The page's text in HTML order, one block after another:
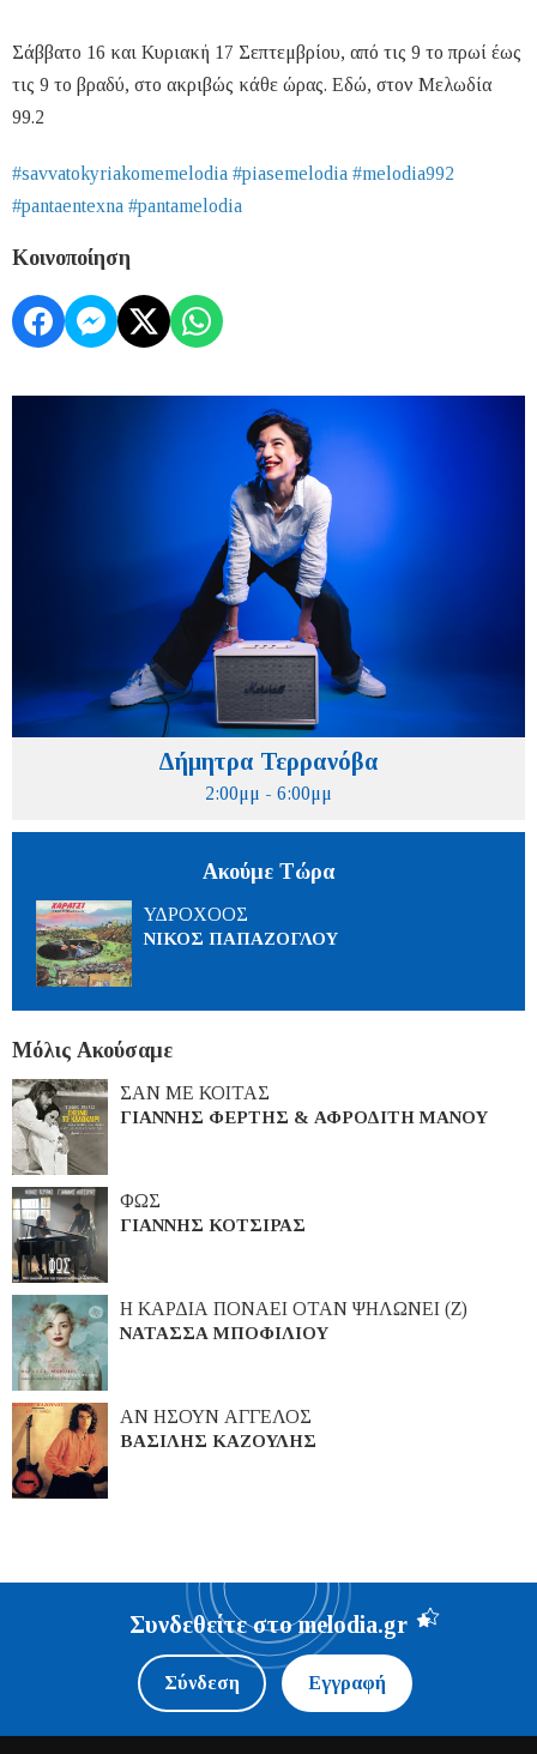
Σάββατο 16 και Κυριακή 17 Σεπτεμβρίου, από τις 9 το πρωί έως
τις 9 το βραδύ, στο ακριβώς κάθε ώρας. Εδώ, στον Μελωδία
99.2
#savvatokyriakomemelodia #piasemelodia #melodia992
#pantaentexna #pantamelodia
Κοινοποίηση
Δήμητρα Τερρανόβα
2:00μμ - 6:00μμ
Ακούμε Τώρα
ΥΔΡΟΧΟΟΣ
ΝΙΚΟΣ ΠΑΠΑΖΟΓΛΟΥ
Μόλις Ακούσαμε
ΣΑΝ ΜΕ ΚΟΙΤΑΣ
ΓΙΑΝΝΗΣ ΦΕΡΤΗΣ & ΑΦΡΟΔΙΤΗ ΜΑΝΟΥ
ΦΩΣ
ΓΙΑΝΝΗΣ ΚΟΤΣΙΡΑΣ
Η ΚΑΡΔΙΑ ΠΟΝΑΕΙ ΟΤΑΝ ΨΗΛΩΝΕΙ (Ζ)
ΝΑΤΑΣΣΑ ΜΠΟΦΙΛΙΟΥ
ΑΝ ΗΣΟΥΝ ΑΓΓΕΛΟΣ
ΒΑΣΙΛΗΣ ΚΑΖΟΥΛΗΣ
Συνδεθείτε στο melodia.gr
Σύνδεση Εγγραφή